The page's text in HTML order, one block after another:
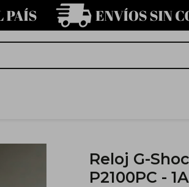
Reloj G-
P2100PC -